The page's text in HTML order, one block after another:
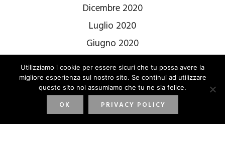
Dicembre 2020
Luglio 2020
Giugno 2020
Utilizziamo i cookie per essere sicuri che tu possa avere la
migliore esperienza sul nostro sito. Se continui ad utilizzare
questo sito noi assumiamo che tu ne sia felice.
OK PRIVACY POLICY